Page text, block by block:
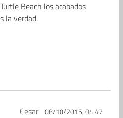
Beach los acabados
la verdad.
Cesar 08/10/2015,04:47